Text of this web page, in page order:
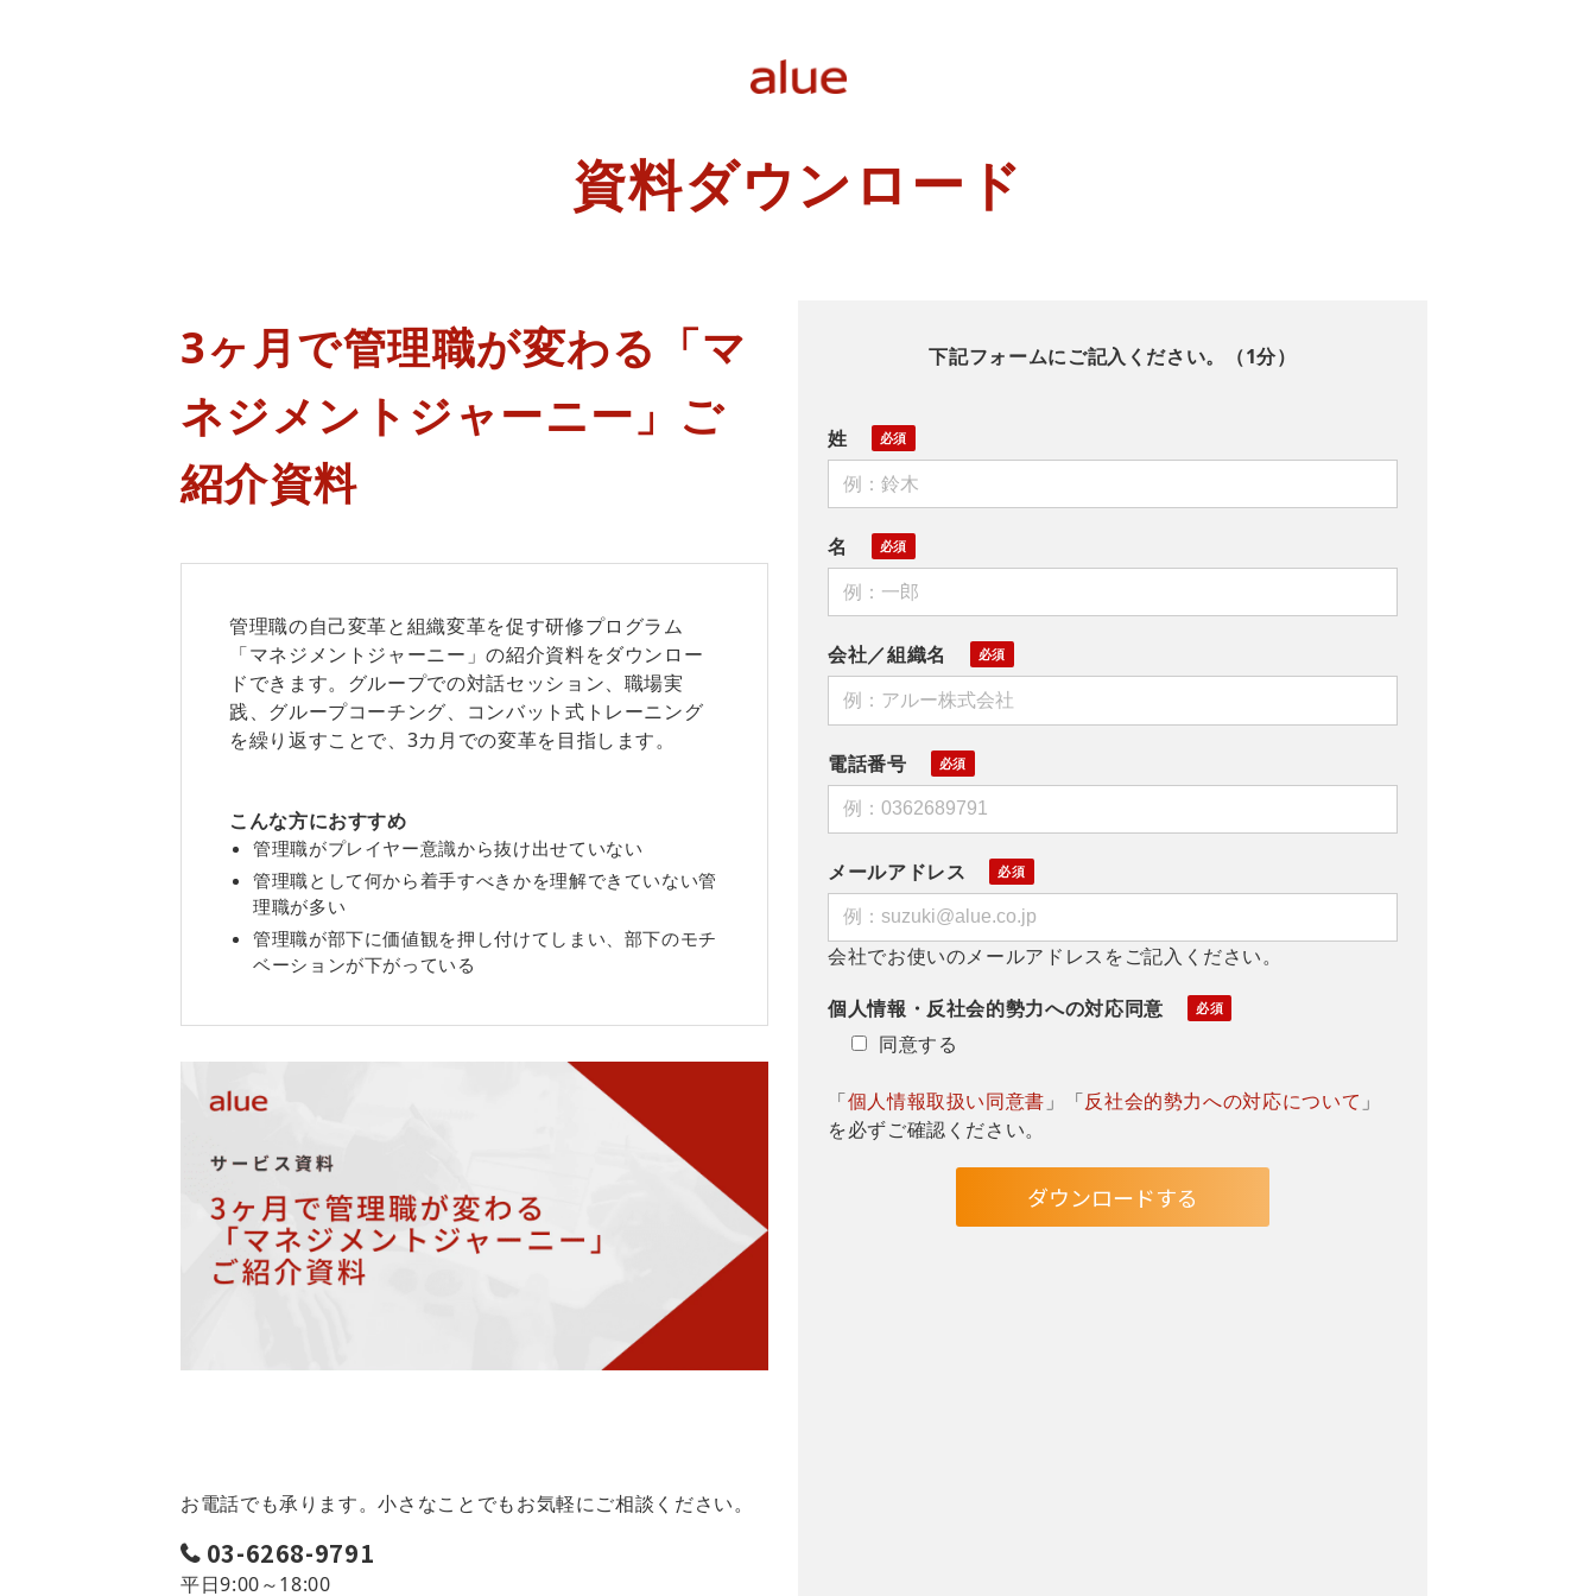
資料ダウンロード
3ヶ月で管理職が変わる「マ
ネジメントジャーニー」ご
紹介資料
管理職の自己変革と組織変革を促す研修プログラム
「マネジメントジャーニー」の紹介資料をダウンロー
ドできます。グループでの対話セッション、職場実
践、グループコーチング、コンバット式トレーニング
を繰り返すことで、3カ月での変革を目指します。
こんな方におすすめ
管理職がプレイヤー意識から抜け出せていない
管理職として何から着手すべきかを理解できていない管
理職が多い
管理職が部下に価値観を押し付けてしまい、部下のモチ
ベーションが下がっている
お電話でも承ります。小さなことでもお気軽にご相談ください。
03-6268-9791
平日9:00～18:00
下記フォームにご記入ください。（1分）
姓
名
会社／組織名
電話番号
メールアドレス
会社でお使いのメールアドレスをご記入ください。
個人情報・反社会的勢力への対応同意
同意する
「個人情報取扱い同意書 」「反社会的勢力への対応について 」
を必ずご確認ください。